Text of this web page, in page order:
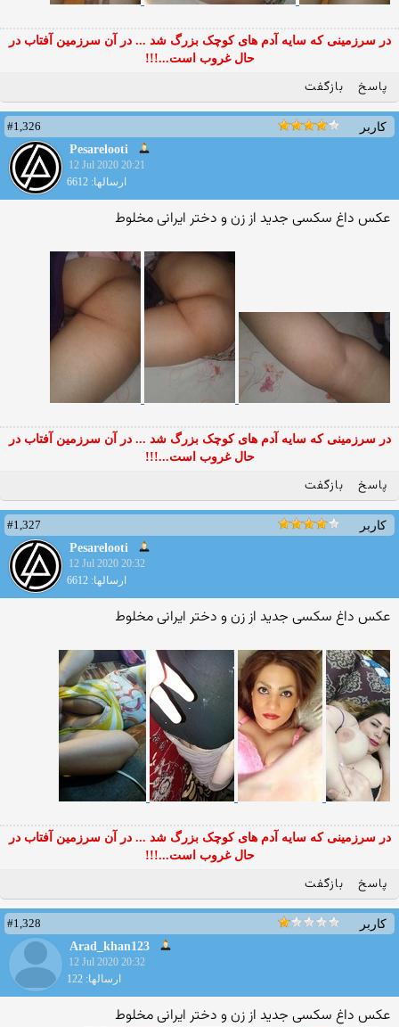
در سرزمینی که سایه آدم های کوچک بزرگ شد ... در آن سرزمین آفتاب در
حال غروب است...!!!
پاسخ بازگفت
کاربر
#1,326
Pesarelooti
12 Jul 2020 20:21
ارسالها: 6612
عکس داغ سکسی جدید از زن و دختر ایرانی مخلوط
در سرزمینی که سایه آدم های کوچک بزرگ شد ... در آن سرزمین آفتاب در
حال غروب است...!!!
پاسخ بازگفت
کاربر
#1,327
Pesarelooti
12 Jul 2020 20:32
ارسالها: 6612
عکس داغ سکسی جدید از زن و دختر ایرانی مخلوط
در سرزمینی که سایه آدم های کوچک بزرگ شد ... در آن سرزمین آفتاب در
حال غروب است...!!!
پاسخ بازگفت
کاربر
#1,328
Arad_khan123
12 Jul 2020 20:32
ارسالها: 122
عکس داغ سکسی جدید از زن و دختر ایرانی مخلوط